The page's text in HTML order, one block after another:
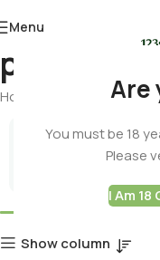
Are
You must be 18
Please
I Am 18
Menu
portable
Home Products tagged
Best Deals
Show column